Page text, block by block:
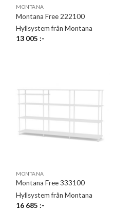
MONTANA
Montana Free 222100
Hyllsystem från Montana
13 005:-
MONTANA
Montana Free 333100
Hyllsystem från Montana
16 685:-